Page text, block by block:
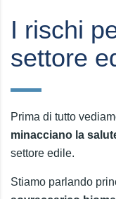
I rischi
settore
Prima di tutto
minacciano la
settore edile.
Stiamo parlando